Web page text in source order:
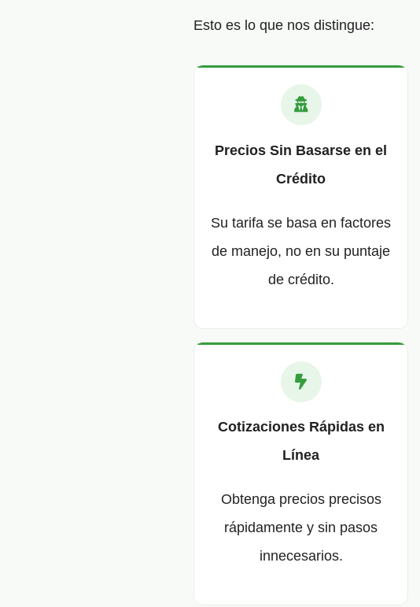
Esto es lo que nos distingue:
Precios Sin Basarse en el
Crédito
Su tarifa se basa en factores
de manejo, no en su puntaje
de crédito.
Cotizaciones Rápidas en
Línea
Obtenga precios precisos
rápidamente y sin pasos
innecesarios.